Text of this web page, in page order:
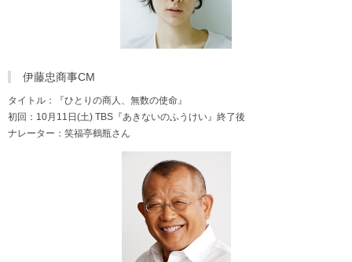
伊藤忠商事CM
タイトル：『ひとりの商人、無数の使命』
初回：10月11日(土) TBS『あきないのふうけい』終了後
ナレーター：笑福亭鶴瓶さん